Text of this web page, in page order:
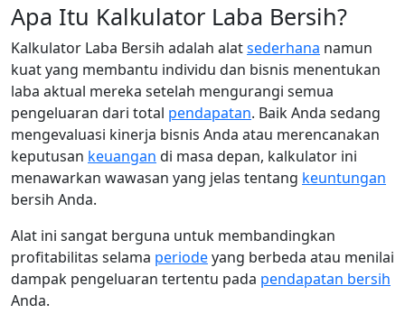
Apa Itu Kalkulator Laba Bersih?
Kalkulator Laba Bersih adalah alatsederhana namun
kuat yang membantu individu dan bisnis menentukan
laba aktual mereka setelah mengurangi semua
pengeluaran dari total pendapatan. Baik Anda sedang
mengevaluasi kinerja bisnis Anda atau merencanakan
keputusan keuangan di masa depan, kalkulator ini
menawarkan wawasan yang jelas tentang keuntungan
bersih Anda.
Alat ini sangat berguna untuk membandingkan
profitabilitas selama periodeyang berbeda atau menilai
dampak pengeluaran tertentu pada pendapatan bersih
Anda.